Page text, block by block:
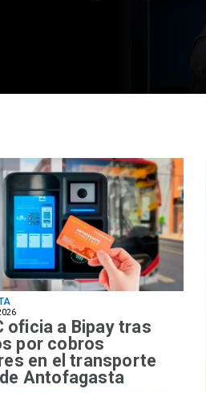
oficia a Bipay tras
por cobros
en el transporte
Antofagasta